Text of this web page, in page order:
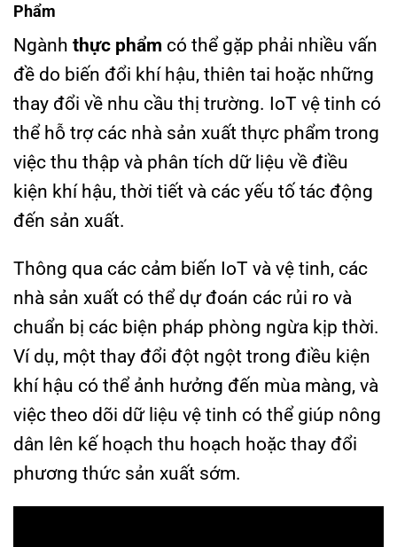
Phẩm
Ngành thực phẩm có thể gặp phải nhiều vấn
đề do biến đổi khí hậu, thiên tai hoặc những
thay đổi về nhu cầu thị trường. IoT vệ tinh có
thể hỗ trợ các nhà sản xuất thực phẩm trong
việc thu thập và phân tích dữ liệu về điều
kiện khí hậu, thời tiết và các yếu tố tác động
đến sản xuất.
Thông qua các cảm biến IoT và vệ tinh, các
nhà sản xuất có thể dự đoán các rủi ro và
chuẩn bị các biện pháp phòng ngừa kịp thời.
Ví dụ, một thay đổi đột ngột trong điều kiện
khí hậu có thể ảnh hưởng đến mùa màng, và
việc theo dõi dữ liệu vệ tinh có thể giúp nông
dân lên kế hoạch thu hoạch hoặc thay đổi
phương thức sản xuất sớm.